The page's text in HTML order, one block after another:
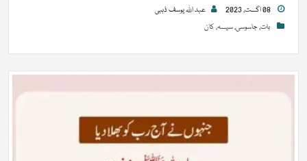
عبد اللہ یوسف ذہبی
بات,جاسوسی,سیسہ,کان